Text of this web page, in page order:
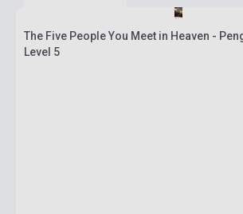
The Five People You Meet in Heaven -
Level 5